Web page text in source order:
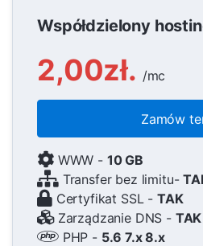
Współdzielony
2,00zł. /mc
Zamów
WWW - 10 GB
Transfer bez limitu-
Certyfikat SSL - TAK
Zarządzanie DNS - TAK
PHP - 5.6 7.x 8.x